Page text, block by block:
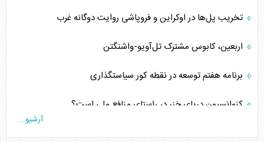
تخریب پل‌ها در اوکراین و فروپاشی روایت دوگانه غرب
اربعین، کابوس مشترک تل‌آویو-واشنگتن
برنامه هفتم توسعه در نقطه کور سیاستگذاری
کنوانسیون دریای خزر در راستای منافع ملی است؟
اوکراین بازوی مخرب آمریکا در غرب آسیا
آرشیو...